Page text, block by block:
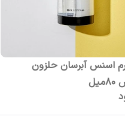
اسنس آبرسان حلزون